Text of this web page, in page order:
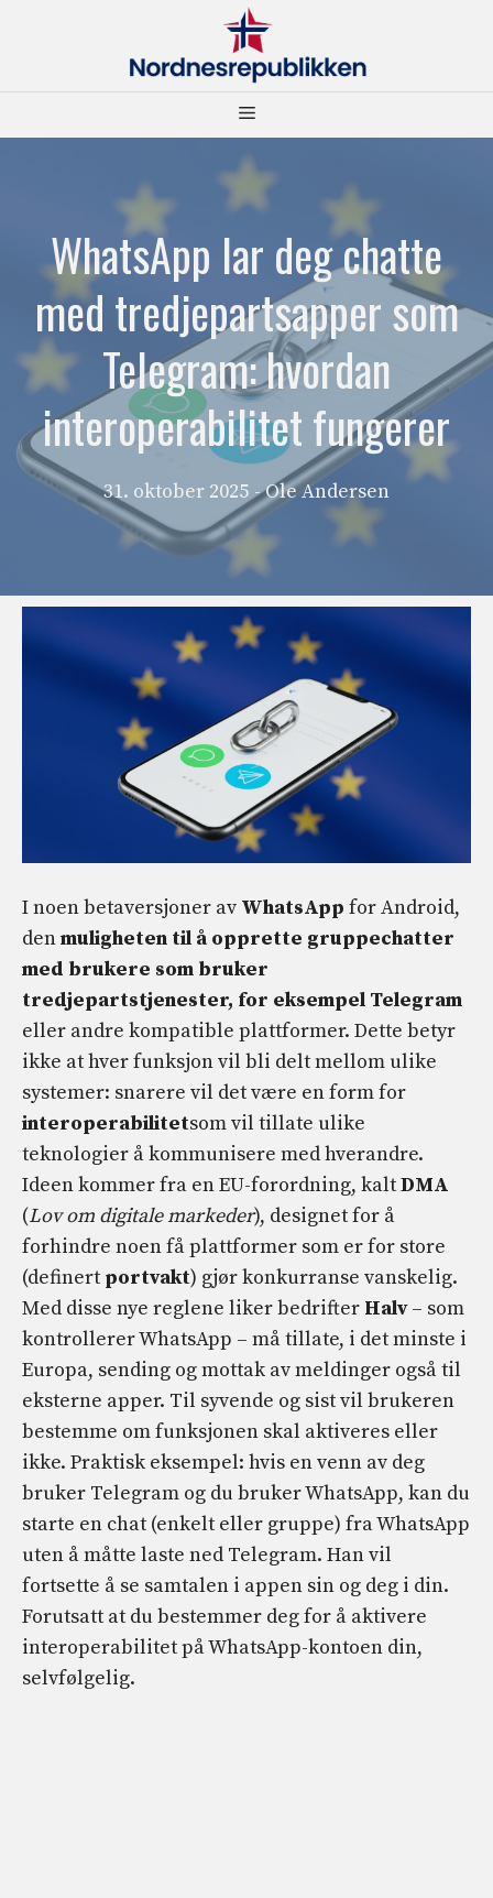
Meny
WhatsApp lar deg chatte
med tredjepartsapper som
Telegram: hvordan
interoperabilitet fungerer
31. oktober 2025 - Ole Andersen
I noen betaversjoner av WhatsApp for Android,
denmuligheten til å opprette gruppechatter
med brukere som bruker
tredjepartstjenester, for eksempel Telegram
eller andre kompatible plattformer. Dette betyr
ikke at hver funksjon vil bli delt mellom ulike
systemer: snarere vil det være en form for
interoperabilitetsom vil tillate ulike
teknologier å kommunisere med hverandre.
Ideen kommer fra en EU-forordning, kaltDMA
(Lov om digitale markeder), designet for å
forhindre noen få plattformer som er for store
(definert portvakt) gjør konkurranse vanskelig.
Med disse nye reglene liker bedrifter Halv– som
kontrollerer WhatsApp – må tillate, i det minste i
Europa, sending og mottak av meldinger også til
eksterne apper. Til syvende og sist vil brukeren
bestemme om funksjonen skal aktiveres eller
ikke. Praktisk eksempel: hvis en venn av deg
bruker Telegram og du bruker WhatsApp, kan du
starte en chat (enkelt eller gruppe) fra WhatsApp
uten å måtte laste ned Telegram. Han vil
fortsette å se samtalen i appen sin og deg i din.
Forutsatt at du bestemmer deg for å aktivere
interoperabilitet på WhatsApp-kontoen din,
selvfølgelig.